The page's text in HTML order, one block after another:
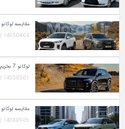
مقایسه لوکانو L8 و فونیکس F9 ؛ برادران جدا از هم
1405-04-04 | 10:00 ب.ظ
لوکانو 7 بخریم؟ بررسی کامل، قیمت و مشخصات فنی
1405-03-01 | 12:55 ب.ظ
مقایسه لوکانو L7 با تیگو 7 پرو مکس دو دیفرانسیل AWD
1404-09-06 | 9:51 ب.ظ